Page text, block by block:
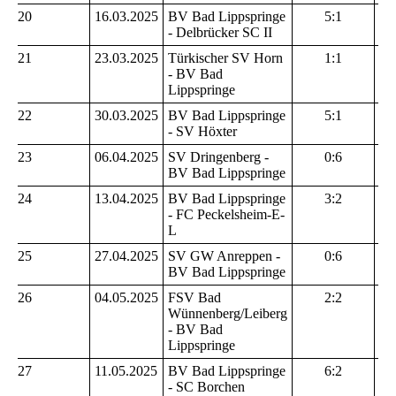
20 16.03.2025
BV Bad Lippspringe
- Delbrücker SC II
5:1
21 23.03.2025
Türkischer SV Horn
- BV Bad
Lippspringe
1:1
22 30.03.2025
BV Bad Lippspringe
- SV Höxter
5:1
23 06.04.2025
SV Dringenberg -
BV Bad Lippspringe
0:6
24 13.04.2025
BV Bad Lippspringe
- FC Peckelsheim-E-
L
3:2
25 27.04.2025
SV GW Anreppen -
BV Bad Lippspringe
0:6
26 04.05.2025
FSV Bad
Wünnenberg/Leiberg
- BV Bad
Lippspringe
2:2
27 11.05.2025
BV Bad Lippspringe
- SC Borchen
6:2